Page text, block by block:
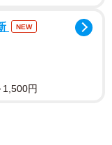
市に本拠地を置
ークス。母体はス
」で、昨シーズン
のプロ球団とな
た。
、お世話になっ
NEW
円